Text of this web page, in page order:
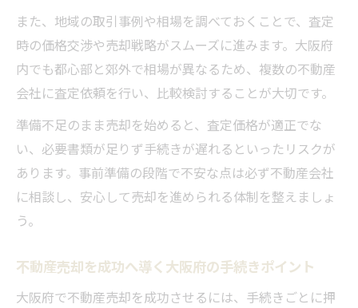
不動産売却時に用意すべき主要書類の解説
スムーズな不動産売却のための書類取得方
法
不動産売却を成功に導く書類準備のポイン
大阪府で押さえたい書類とその役割を紹介
3000万円控除を活用した賢い不動産売却術
大阪府で知っておきたい3000万円控除の条
件
また、地域の取引事例や相場を調べておくことで、査定
時の価格交渉や売却戦略がスムーズに進みます。大阪府
内でも都心部と郊外で相場が異なるため、複数の不動産
会社に査定依頼を行い、比較検討することが大切です。
準備不足のまま売却を始めると、査定価格が適正でな
い、必要書類が足りず手続きが遅れるといったリスクが
あります。事前準備の段階で不安な点は必ず不動産会社
に相談し、安心して売却を進められる体制を整えましょ
う。
不動産売却を成功へ導く大阪府の手続きポイント
大阪府で不動産売却を成功させるには、手続きごとに押